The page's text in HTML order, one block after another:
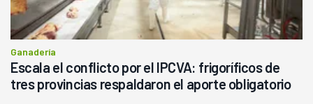
Ganadería
Escala el conflicto por el IPCVA: frigoríficos de
tres provincias respaldaron el aporte obligatorio